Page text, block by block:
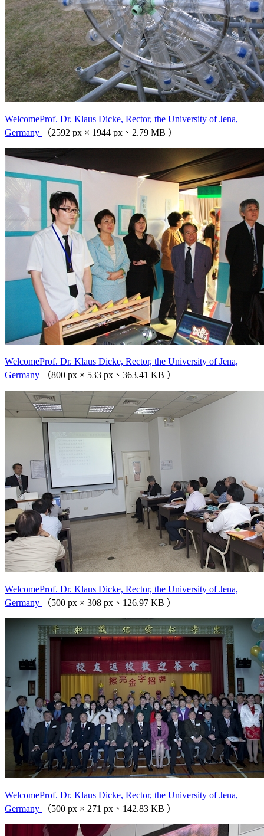
WelcomeProf. Dr. Klaus Dicke, Rector, the University of Jena,
Germany
（2592 px × 1944 px、2.79 MB ）
WelcomeProf. Dr. Klaus Dicke, Rector, the University of Jena,
Germany
（800 px × 533 px、363.41 KB ）
WelcomeProf. Dr. Klaus Dicke, Rector, the University of Jena,
Germany
（500 px × 308 px、126.97 KB ）
WelcomeProf. Dr. Klaus Dicke, Rector, the University of Jena,
Germany
（500 px × 271 px、142.83 KB ）